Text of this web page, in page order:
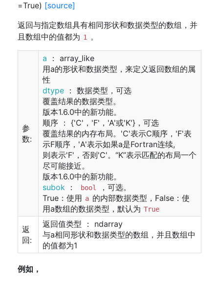
=True) [source]
返回与指定数组具有相同形状和数据类型的数组，并
且数组中的值都为 1 。
参
数:
a
： array_like
用a的形状和数据类型，来定义返回数组的属
性
dtype ： 数据类型，可选
覆盖结果的数据类型。
版本1.6.0中的新功能。
顺序 ： {'C'，'F'，'A'或'K'}，可选
覆盖结果的内存布局。'C'表示C顺序，'F'表
示F顺序，'A'表示如果a是Fortran连续,
则表示'F'，否则'C'。“K”表示匹配的布局一个
尽可能接近。
版本1.6.0中的新功能。
subok ： bool
，可选。
True：使用 a 的内部数据类型，False：使
用a数组的数据类型，默认为 True
返
回:
返回值类型 ： ndarray
与a相同形状和数据类型的数组，并且数组中
的值都为1
例如，